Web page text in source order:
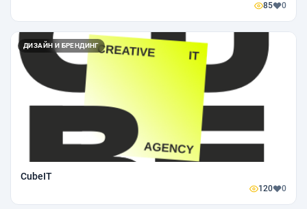
85 0
ДИЗАЙН И БРЕНДИНГ
CubeIT
120 0